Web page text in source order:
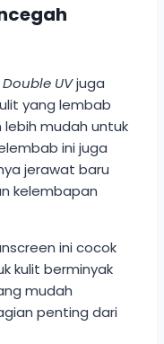
UVjuga
yang lembab
mudah untuk
ini juga
jerawat baru
kelembapan
ini cocok
kulit berminyak
mudah
penting dari